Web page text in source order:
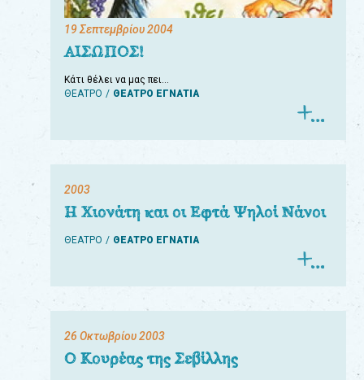
19 Σεπτεμβρίου 2004
ΑΙΣΩΠΟΣ!
Κάτι θέλει να μας πει…
ΘΕΑΤΡΟ
ΘΕΑΤΡΟ ΕΓΝΑΤΙΑ
2003
Η Χιονάτη και οι Εφτά Ψηλοί Νάνοι
ΘΕΑΤΡΟ ΘΕΑΤΡΟ ΕΓΝΑΤΙΑ
26 Οκτωβρίου 2003
Ο Κουρέας της Σεβίλλης